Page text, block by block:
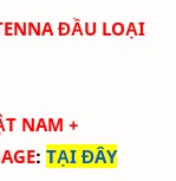
ĐẦU LOẠI
NAM +
: TẠI ĐÂY